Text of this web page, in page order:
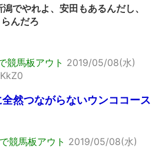
でやれよ、安田もあるんだし、
んだろ
競馬板アウト 2019/05/08(水)
然つながらないウンココース
競馬板アウト 2019/05/08(水)